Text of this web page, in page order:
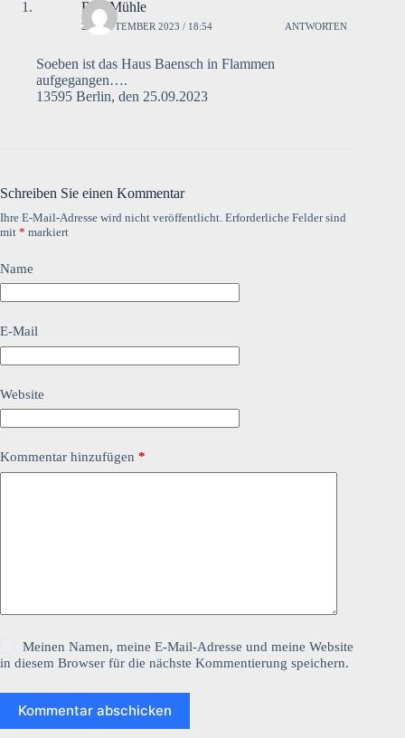
Ralf Mühle
25. SEPTEMBER 2023 / 18:54 ANTWORTEN
Soeben ist das Haus Baensch in Flammen
aufgegangen….
13595 Berlin, den 25.09.2023
Schreiben Sie einen Kommentar
Ihre E-Mail-Adresse wird nicht veröffentlicht. Erforderliche Felder sind
mit * markiert
Name
E-Mail
Website
Kommentar hinzufügen *
Meinen Namen, meine E-Mail-Adresse und meine Website
in diesem Browser für die nächste Kommentierung speichern.
Kommentar abschicken